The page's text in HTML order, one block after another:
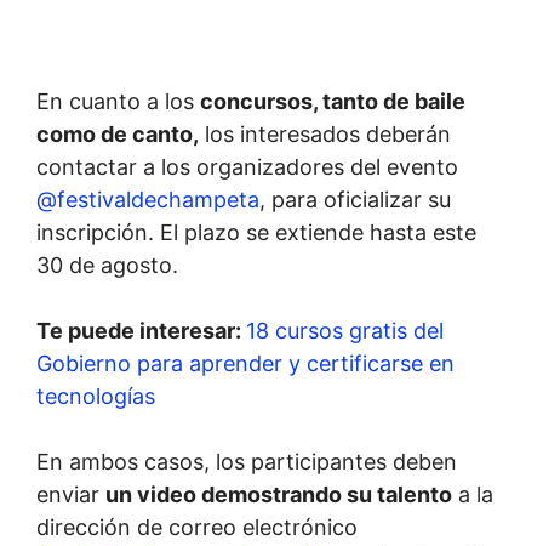
En cuanto a los concursos, tanto de baile
como de canto, los interesados deberán
contactar a los organizadores del evento
@festivaldechampeta, para oficializar su
inscripción. El plazo se extiende hasta este
30 de agosto.
Te puede interesar: 18 cursos gratis del
Gobierno para aprender y certificarse en
tecnologías
En ambos casos, los participantes deben
enviar un video demostrando su talento a la
dirección de correo electrónico